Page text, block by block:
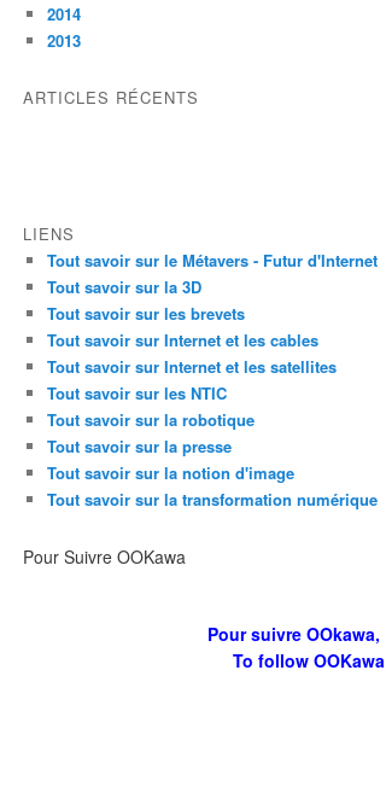
2014
2013
ARTICLES RÉCENTS
LIENS
Tout savoir sur le Métavers - Futur d'Internet
Tout savoir sur la 3D
Tout savoir sur les brevets
Tout savoir sur Internet et les cables
Tout savoir sur Internet et les satellites
Tout savoir sur les NTIC
Tout savoir sur la robotique
Tout savoir sur la presse
Tout savoir sur la notion d'image
Tout savoir sur la transformation numérique
Pour Suivre OOKawa
Pour suivre OOkawa,
To follow OOKawa